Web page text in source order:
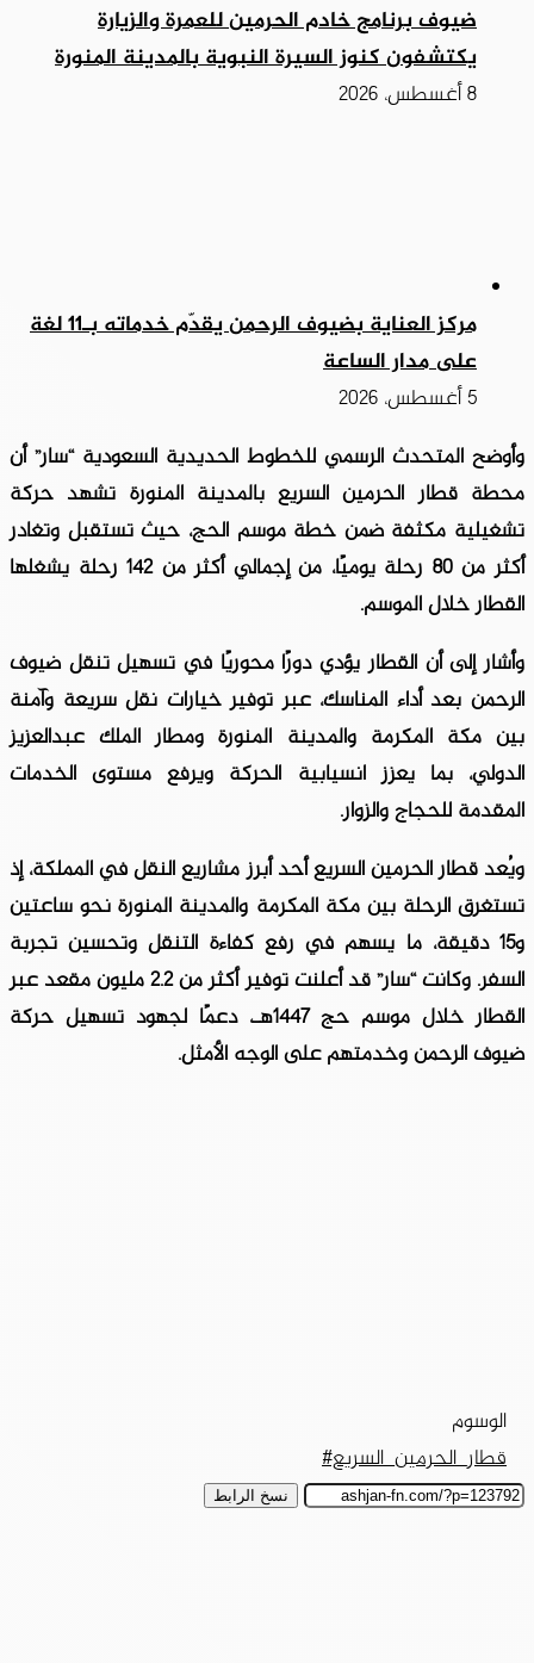
ضيوف برنامج خادم الحرمين للعمرة والزيارة
يكتشفون كنوز السيرة النبوية بالمدينة المنورة
8 أغسطس، 2026
مركز العناية بضيوف الرحمن يقدّم خدماته بـ11 لغة
على مدار الساعة
5 أغسطس، 2026
وأوضح المتحدث الرسمي للخطوط الحديدية السعودية “سار” أن
محطة قطار الحرمين السريع بالمدينة المنورة تشهد حركة
تشغيلية مكثفة ضمن خطة موسم الحج، حيث تستقبل وتغادر
أكثر من 80 رحلة يوميًا، من إجمالي أكثر من 142 رحلة يشغلها
القطار خلال الموسم.
وأشار إلى أن القطار يؤدي دورًا محوريًا في تسهيل تنقل ضيوف
الرحمن بعد أداء المناسك، عبر توفير خيارات نقل سريعة وآمنة
بين مكة المكرمة والمدينة المنورة ومطار الملك عبدالعزيز
الدولي، بما يعزز انسيابية الحركة ويرفع مستوى الخدمات
المقدمة للحجاج والزوار.
ويُعد قطار الحرمين السريع أحد أبرز مشاريع النقل في المملكة، إذ
تستغرق الرحلة بين مكة المكرمة والمدينة المنورة نحو ساعتين
و15 دقيقة، ما يسهم في رفع كفاءة التنقل وتحسين تجربة
السفر. وكانت “سار” قد أعلنت توفير أكثر من 2.2 مليون مقعد عبر
القطار خلال موسم حج 1447هـ، دعمًا لجهود تسهيل حركة
ضيوف الرحمن وخدمتهم على الوجه الأمثل.
الوسوم
قطار_الحرمين_السريع#
نسخ الرابط